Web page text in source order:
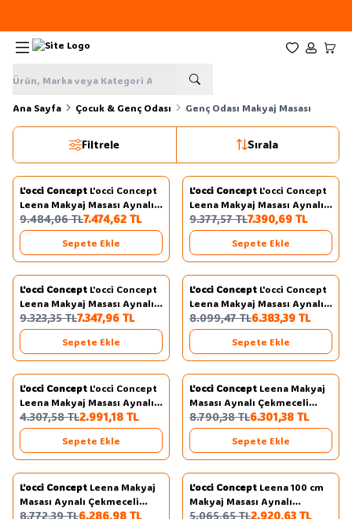
Favorilerim
Hesabım
Ana Sayfa Çocuk & Genç Odası Genç Odası Makyaj Masası
Filtrele Sırala
Yeni
%21
Favorilere Ekle
2
L'occi Concept L'occi Concept
Leena Makyaj Masası Aynalı
Çekmeceli Şifonyer Raf
Sepet-Antrasit LA30-SA
9.484,06TL7.474,62 TL
Sepete Ekle
Yeni
%21
Favorilere Ekle
2
L'occi Concept L'occi Concept
Leena Makyaj Masası Aynalı
Çekmeceli ŞifLAyer Raf
Sepet-Beyaz LA30-SW
9.377,57TL7.390,69 TL
Sepete Ekle
Yeni
%21
Favorilere Ekle
L'occi Concept L'occi Concept
Leena Makyaj Masası Aynalı
Çekmeceli Şifonyer Raf
Beyaz LA30-W
9.323,35TL7.347,96 TL
Sepete Ekle
Yeni
%21
Favorilere Ekle
L'occi Concept L'occi Concept
Leena Makyaj Masası Aynalı
Çekmeceli Şifonyer Sepet-
Antrasit LA29-SA
8.099,47TL6.383,39 TL
Sepete Ekle
Yeni
%31
Favorilere Ekle
L'occi Concept L'occi Concept
Leena Makyaj Masası Aynalı
Çekmeceli Sepet LA18-S
4.307,58TL2.991,18 TL
Sepete Ekle
Yeni
%28
Favorilere Ekle
L'occi Concept Leena Makyaj
Masası Aynalı Çekmeceli
Şifonyer Sepet-Beyaz LA29-
SW
8.790,38TL6.301,38 TL
Sepete Ekle
Yeni
%28
Favorilere Ekle
L'occi Concept Leena Makyaj
Masası Aynalı Çekmeceli
Şifonyer Beyaz LA29-W
8.772,39TL6.286,98 TL
Yeni
%42
Favorilere Ekle
L'occi Concept Leena 100 cm
Makyaj Masası Aynalı
Çekmeceli Beyaz LA18-W
5.065,65TL2.920,63 TL